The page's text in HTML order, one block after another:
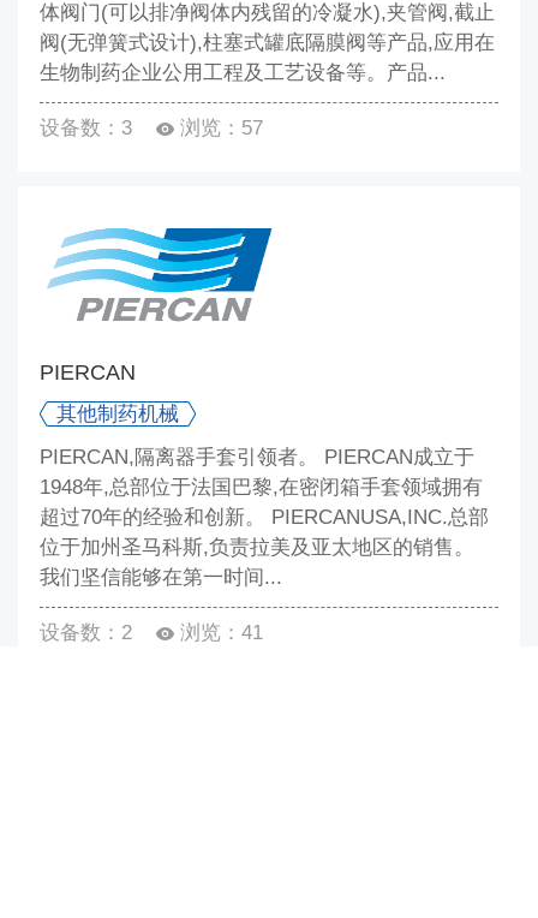
体阀门(可以排净阀体内残留的冷凝水),夹管阀,截止
阀(无弹簧式设计),柱塞式罐底隔膜阀等产品,应用在
生物制药企业公用工程及工艺设备等。产品...
设备数：3 浏览：57
PIERCAN
其他制药机械
PIERCAN,隔离器手套引领者。 PIERCAN成立于
1948年,总部位于法国巴黎,在密闭箱手套领域拥有
超过70年的经验和创新。 PIERCANUSA,INC.总部
位于加州圣马科斯,负责拉美及亚太地区的销售。
我们坚信能够在第一时间...
设备数：2 浏览：41